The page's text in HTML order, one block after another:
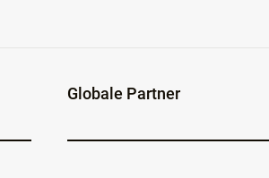
Globale Partner